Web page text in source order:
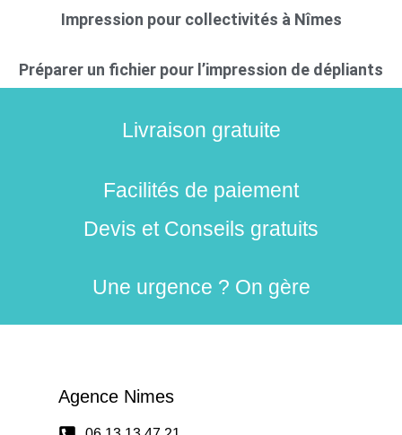
Impression pour collectivités à Nîmes
Préparer un fichier pour l’impression de dépliants
Livraison gratuite
Facilités de paiement
Devis et Conseils gratuits
Une urgence ? On gère
Agence Nimes